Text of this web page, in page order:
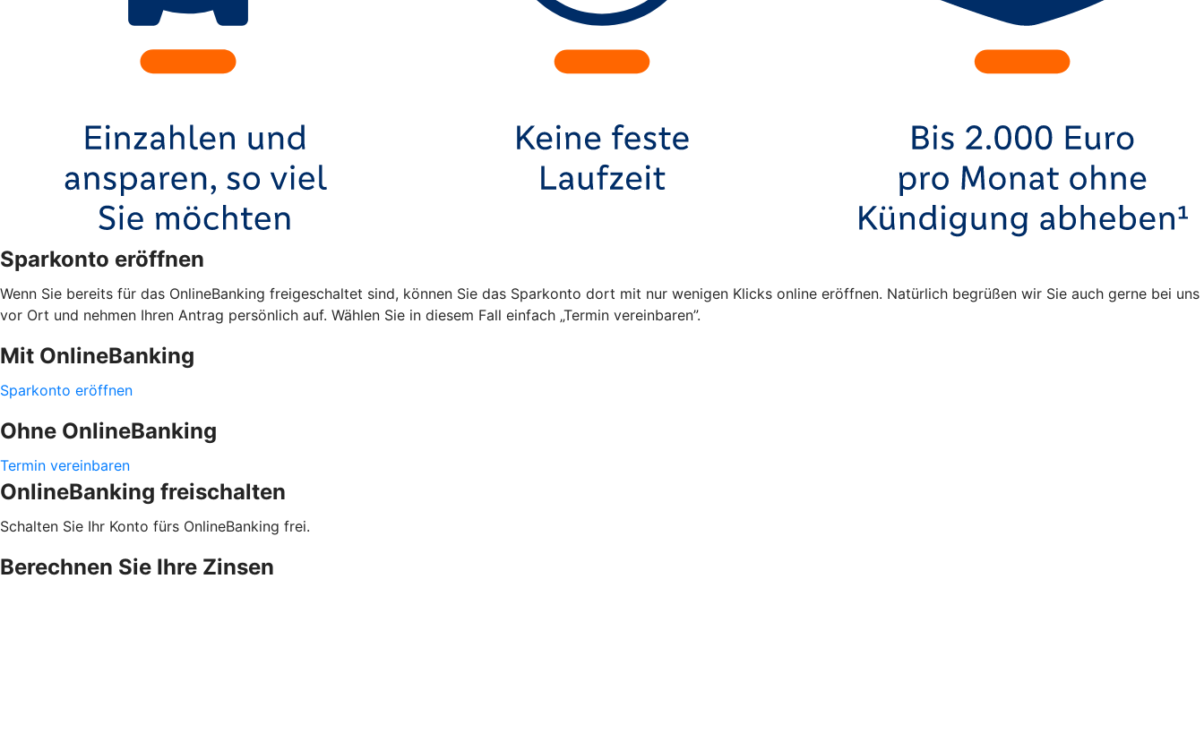
Sparkonto eröffnen
Wenn Sie bereits für das OnlineBanking freigeschaltet sind, können Sie das Sparkonto dort mit nur wenigen Klicks online eröffnen. Natürlich begrüßen wir Sie auch gerne bei uns
vor Ort und nehmen Ihren Antrag persönlich auf. Wählen Sie in diesem Fall einfach „Termin vereinbaren”.
Mit OnlineBanking
Sparkonto eröffnen
Ohne OnlineBanking
Termin vereinbaren
OnlineBanking freischalten
Schalten Sie Ihr Konto fürs OnlineBanking frei.
Berechnen Sie Ihre Zinsen